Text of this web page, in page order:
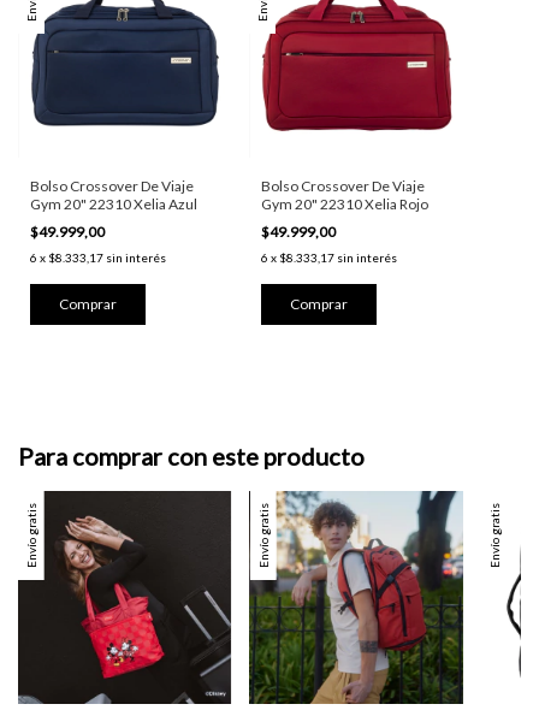
Bolso Crossover De Viaje
Gym 20" 22310 Xelia Azul
$49.999,00
6 x $8.333,17 sin interés
Bolso Crossover De Viaje
Gym 20" 22310 Xelia Rojo
$49.999,00
6 x $8.333,17 sin interés
Para comprar con este producto
Envío gratis Envío gratis Envío gratis